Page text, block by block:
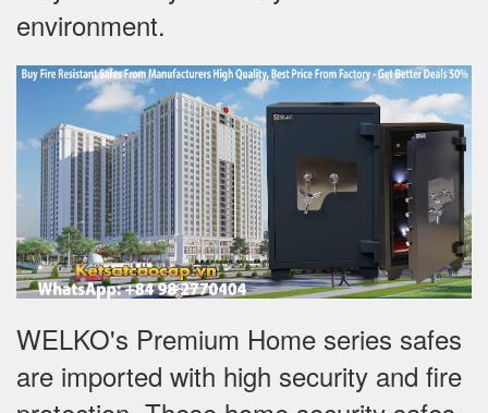
environment.
WELKO's Premium Home series safes
are imported with high security and fire